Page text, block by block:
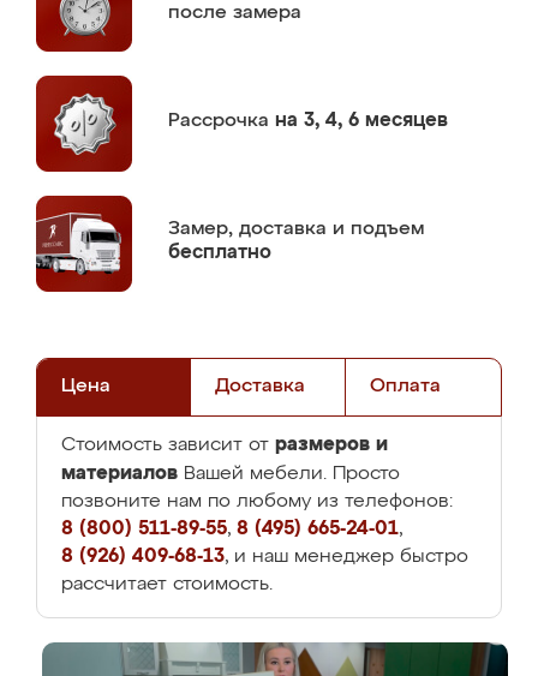
после замера
Рассрочка на 3, 4, 6 месяцев
Замер, доставка и подъем
бесплатно
Цена Доставка Оплата
Стоимость зависит от размеров и
материалов Вашей мебели. Просто
позвоните нам по любому из телефонов:
8 (800) 511-89-55, 8 (495) 665-24-01,
8 (926) 409-68-13, и наш менеджер быстро
рассчитает стоимость.